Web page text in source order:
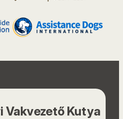
Vakvezető Kutya